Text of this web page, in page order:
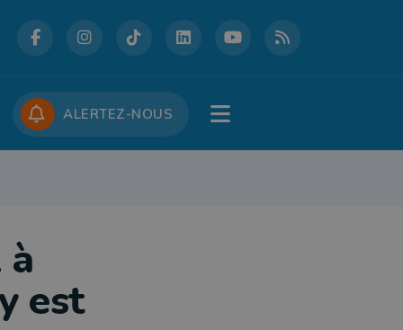
CONCOURS JOBS
ALERTEZ-NOUS
est